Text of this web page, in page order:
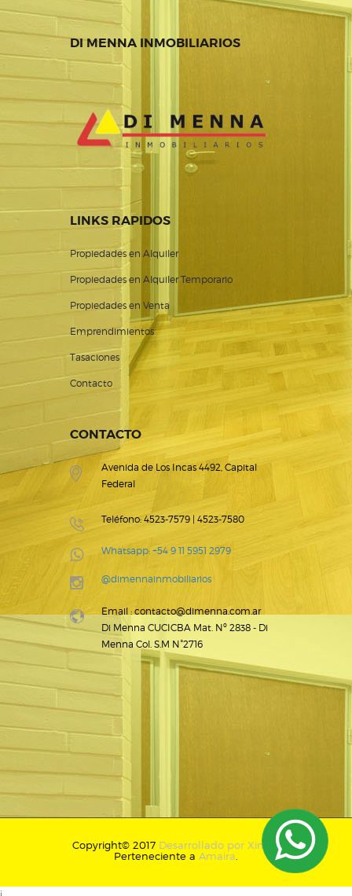
DI MENNA INMOBILIARIOS
LINKS RAPIDOS
Propiedades en Alquiler
Propiedades en Alquiler Temporario
Propiedades en Venta
Emprendimientos
Tasaciones
Contacto
CONTACTO
Avenida de Los Incas 4492, Capital
Federal
Teléfono: 4523-7579 | 4523-7580
Whatsapp: +54 9 11 5951 2979
@dimennainmobiliarios
Email : contacto@dimenna.com.ar
Di Menna CUCICBA Mat. Nº 2838 - Di
Menna Col. S.M N°2716
Copyright© 2017 Desarrollado por Xintel.
Perteneciente a Amaira
¡